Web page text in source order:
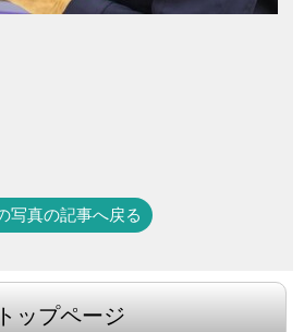
写真の記事へ戻る
トップページ